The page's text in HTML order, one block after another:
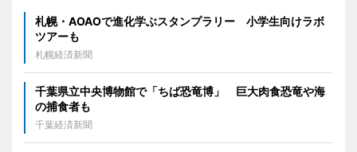
札幌・AOAOで進化学ぶスタンプラリー 小学生向けラボ
ツアーも
札幌経済新聞
千葉県立中央博物館で「ちば恐竜博」 巨大肉食恐竜や海
の捕食者も
千葉経済新聞